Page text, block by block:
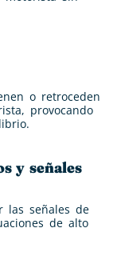
o retroceden
provocando
y señales
las señales de
de alto